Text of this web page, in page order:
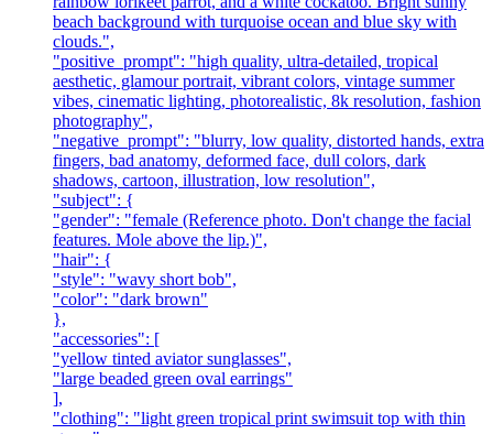
beach background with turquoise ocean and blue sky with
clouds.",
"positive_prompt": "high quality, ultra-detailed, tropical
aesthetic, glamour portrait, vibrant colors, vintage summer
vibes, cinematic lighting, photorealistic, 8k resolution, fashion
photography",
"negative_prompt": "blurry, low quality, distorted hands, extra
fingers, bad anatomy, deformed face, dull colors, dark
shadows, cartoon, illustration, low resolution",
"subject": {
"gender": "female (Reference photo. Don't change the facial
features. Mole above the lip.)",
"hair": {
"style": "wavy short bob",
"color": "dark brown"
},
"accessories": [
"yellow tinted aviator sunglasses",
"large beaded green oval earrings"
],
"clothing": "light green tropical print swimsuit top with thin